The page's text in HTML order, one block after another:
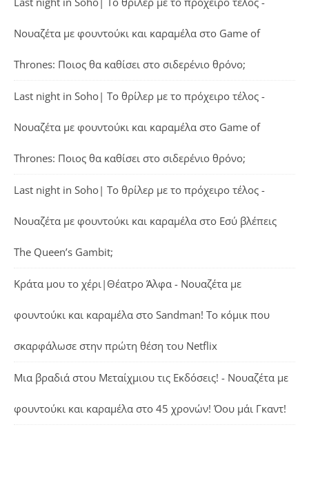
Νουαζέτα με φουντούκι και καραμέλα στο Game of
Thrones: Ποιος θα καθίσει στο σιδερένιο θρόνο;
Last night in Soho| Το θρίλερ με το πρόχειρο τέλος -
Νουαζέτα με φουντούκι και καραμέλα στο Game of
Thrones: Ποιος θα καθίσει στο σιδερένιο θρόνο;
Last night in Soho| Το θρίλερ με το πρόχειρο τέλος -
Νουαζέτα με φουντούκι και καραμέλα στο Εσύ βλέπεις
The Queen’s Gambit;
Κράτα μου το χέρι|Θέατρο Άλφα - Νουαζέτα με
φουντούκι και καραμέλα στο Sandman! Το κόμικ που
σκαρφάλωσε στην πρώτη θέση του Netflix
Μια βραδιά στου Μεταίχμιου τις Εκδόσεις! - Νουαζέτα με
φουντούκι και καραμέλα στο 45 χρονών! Όου μάι Γκαντ!